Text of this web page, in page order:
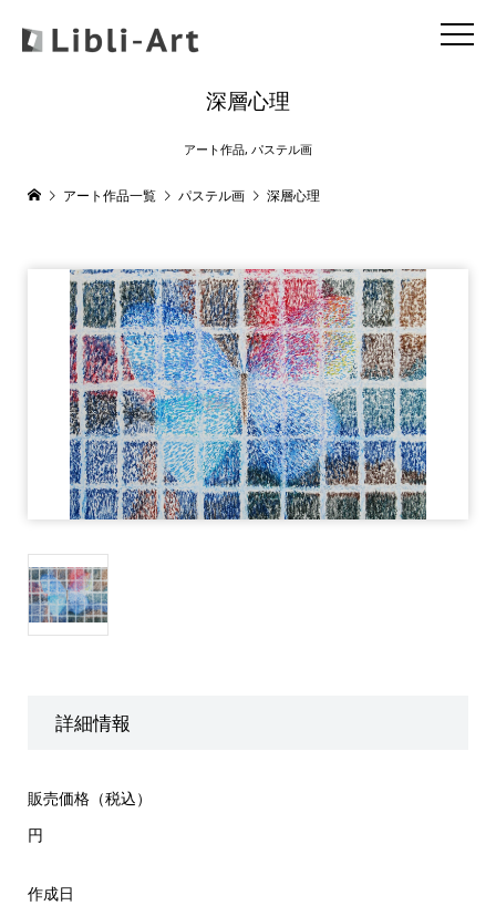
深層心理
アート作品, パステル画
アート作品一覧 パステル画 深層心理
詳細情報
販売価格（税込）
円
作成日